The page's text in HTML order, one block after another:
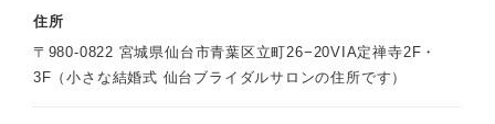
住所
〒980-0822 宮城県仙台市青葉区立町26−20VIA定禅寺2F・
3F（小さな結婚式 仙台ブライダルサロンの住所です）